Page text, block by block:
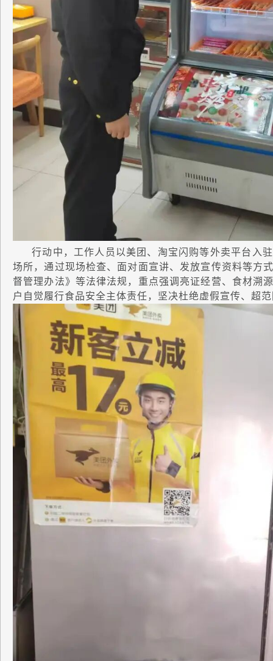
行动中，工作人员以美团、淘宝闪购等外卖平台入
场所，通过现场检查、面对面宣讲、发放宣传资料等方
督管理办法》等法律法规，重点强调亮证经营、食材溯
户自觉履行食品安全主体责任，坚决杜绝虚假宣传、超